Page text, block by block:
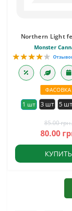
Northern Light
Monster
ФАСОВКА
1 шт 3 шт 5 шт
85.00 грн.
80.00
КУПИТЬ